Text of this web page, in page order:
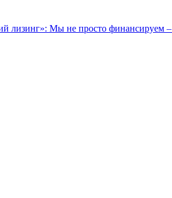
лизинг»: Мы не просто финансируем